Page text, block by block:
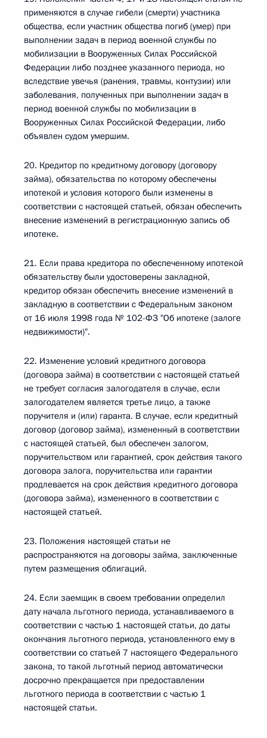
применяются в случае гибели (смерти) участника
общества, если участник общества погиб (умер) при
выполнении задач в период военной службы по
мобилизации в Вооруженных Силах Российской
Федерации либо позднее указанного периода, но
вследствие увечья (ранения, травмы, контузии) или
заболевания, полученных при выполнении задач в
период военной службы по мобилизации в
Вооруженных Силах Российской Федерации, либо
объявлен судом умершим.
20. Кредитор по кредитному договору (договору
займа), обязательства по которому обеспечены
ипотекой и условия которого были изменены в
соответствии с настоящей статьей, обязан обеспечить
внесение изменений в регистрационную запись об
ипотеке.
21. Если права кредитора по обеспеченному ипотекой
обязательству были удостоверены закладной,
кредитор обязан обеспечить внесение изменений в
закладную в соответствии с Федеральным законом
от 16 июля 1998 года № 102-ФЗ "Об ипотеке (залоге
недвижимости)".
22. Изменение условий кредитного договора
(договора займа) в соответствии с настоящей статьей
не требует согласия залогодателя в случае, если
залогодателем является третье лицо, а также
поручителя и (или) гаранта. В случае, если кредитный
договор (договор займа), измененный в соответствии
с настоящей статьей, был обеспечен залогом,
поручительством или гарантией, срок действия такого
договора залога, поручительства или гарантии
продлевается на срок действия кредитного договора
(договора займа), измененного в соответствии с
настоящей статьей.
23. Положения настоящей статьи не
распространяются на договоры займа, заключенные
путем размещения облигаций.
24. Если заемщик в своем требовании определил
дату начала льготного периода, устанавливаемого в
соответствии с частью 1 настоящей статьи, до даты
окончания льготного периода, установленного ему в
соответствии со статьей 7 настоящего Федерального
закона, то такой льготный период автоматически
досрочно прекращается при предоставлении
льготного периода в соответствии с частью 1
настоящей статьи.